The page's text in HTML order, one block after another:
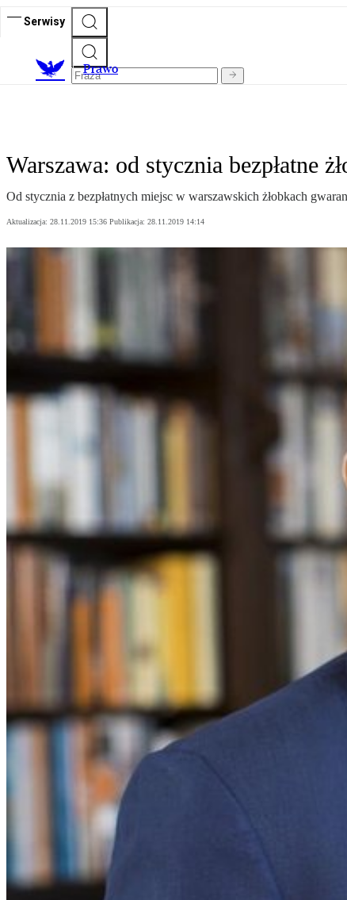
Serwisy
Prawo
Warszawa: od stycznia bezpłatne
Od stycznia z bezpłatnych miejsc w warszawskich żłobkach
Aktualizacja: 28.11.2019 15:36 Publikacja: 28.11.2019 14:14